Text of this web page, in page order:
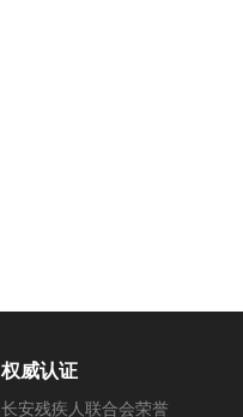
权威认证
长安残疾人联合会荣誉